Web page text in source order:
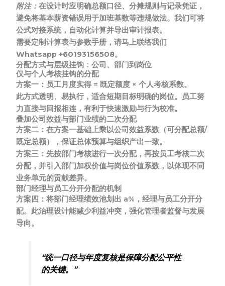
附注：在设计时应明确总额口径、分摊规则与记录凭证，
避免将基本薪资错误用于加班基数等违规做法。我们可将
公式对接系统，自动化计算并导出审计报表。
需要定制计算表与参数手册，请马上联络我们
Whatsapp +60193156508。
分配方式与层级挂钩：公司、部门到岗位
仅与个人考核挂钩的分配
方案一： 员工月度实得 = 既定额度 × 个人考核系数。
此方式透明、易执行，适合短期目标明确的岗位。员工努
力直接与回报相连，有利于快速激励与行为校准。
叠加公司效益与部门业绩的二次分配
方案二：在方案一基础上乘以公司效益系数（可分配总额/
既定总额），保证总体预算与组织产出一致。
方案三： 先按部门考核进行一次分配，再按员工考核二次
分配，并引入部门加权价值与岗位价值系数，以体现不同
业务单元的贡献差异。
部门经理与员工分开分配的机制
方案四：将部门经理绩效池划出 a%，经理与员工分开分
配。此治理设计能减少利益冲突，强化管理者监督与发展
导向。
“统一口径与年度复核是保障分配公平性
的关键。”